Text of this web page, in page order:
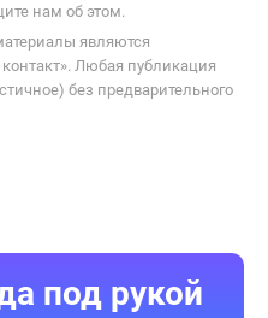
нам об этом.
являются
Любая публикация
без предварительного
под рукой